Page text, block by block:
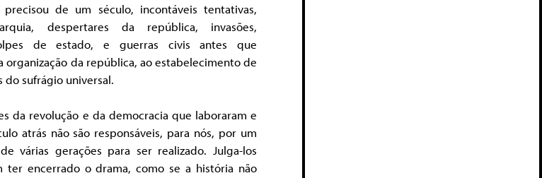
de um século, incontáveis tentativas,
despertares da república, invasões,
de estado, e guerras civis antes que
organização da república, ao estabelecimento de
do sufrágio universal.
da revolução e da democracia que laboraram e
atrás não são responsáveis, para nós, por um
várias gerações para ser realizado. Julga-los
ter encerrado o drama, como se a história não